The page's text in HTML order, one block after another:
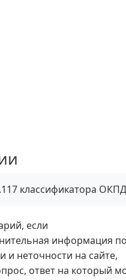
классификатора
если
информация
и неточности на сайте,
ответ на который